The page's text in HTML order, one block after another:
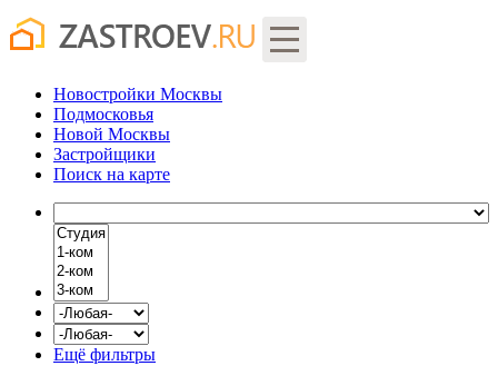
Новостройки Москвы
Подмосковья
Новой Москвы
Застройщики
Поиск на карте
Ещё фильтры